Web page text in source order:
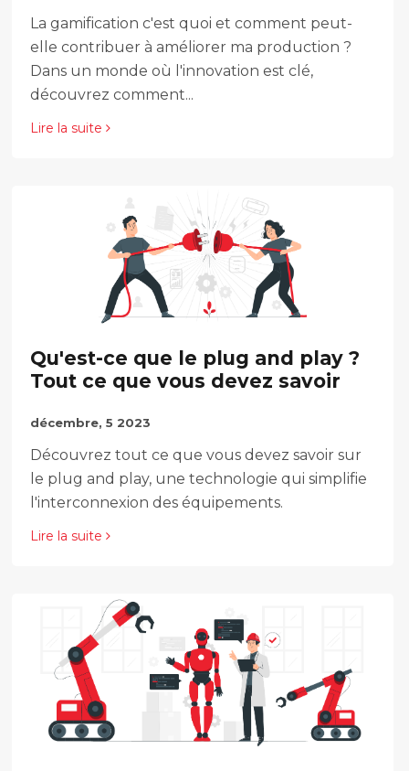
La gamification c'est quoi et comment peut-
elle contribuer à améliorer ma production ?
Dans un monde où l'innovation est clé,
découvrez comment...
Lire la suite
Qu'est-ce que le plug and play ?
Tout ce que vous devez savoir
décembre, 5 2023
Découvrez tout ce que vous devez savoir sur
le plug and play, une technologie qui simplifie
l'interconnexion des équipements.
Lire la suite